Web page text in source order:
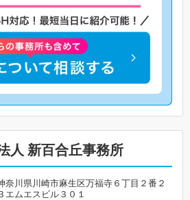
人 新百合丘事務所
奈川県川崎市麻生区万福寺６丁目２番２
エムエスビル３０１